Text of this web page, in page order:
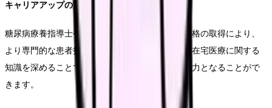
キャリアアップの方向性
糖尿病療養指導士や呼吸療法認定士などの専門資格の取得により、
より専門的な患者指導が可能になります。また、在宅医療に関する
知識を深めることで、訪問診療における重要な戦力となることがで
きます。